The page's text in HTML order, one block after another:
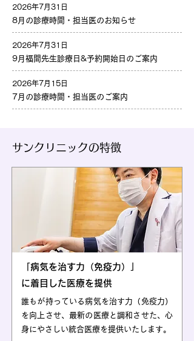
2026年7月31日
8月の診療時間・担当医のお知らせ
2026年7月31日
9月福間先生診療日&予約開始日のご案内
2026年7月15日
7月の診療時間・担当医のご案内
サンクリニックの特徴
「病気を治す力（免疫力）」
に着目した医療を提供
誰もが持っている病気を治す力（免疫力）
を向上させ、最新の医療と調和させた、心
身にやさしい統合医療を提供いたします。